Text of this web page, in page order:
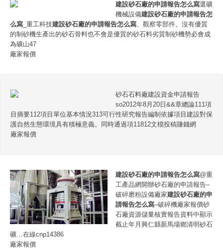
建設砂石廠的申請報告怎么寫選礦
機械設備建設砂石廠的申請報告怎
么寫 _重工科技建設砂石廠的申請報告怎么寫、觀察零部件。沒有優質
的制砂機生產出的砂石骨料也不會是優質的砂石料劣質制砂機勢必會成
為礦山47
廠家報價
砂石石料廠建設資金申請報告
so2012年8月20日&&章總論111項
目摘要112項目單位基本情況313可行性研究報告編制依據項目建設對保
護自然生態環境具有積極意義。同時通過項11812文檔投稿賺錢網
廠家報價
建設砂石廠的申請報告怎么寫@重
工產品網開辦砂石廠的申請報告–
破碎磨粉設備廠家建設砂石廠的申
請報告怎么寫–破碎機廠家報價砂
石廠資源儲量核實報告資料中顯示
截止年月興仁縣新馬場鄉清明砂石
礦…在線cnp14386
廠家報價